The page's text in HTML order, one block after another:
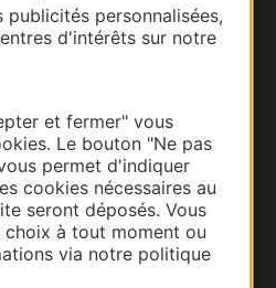
publicités personnalisées,
d'intérêts sur notre
et fermer" vous
Le bouton "Ne pas
permet d'indiquer
cookies nécessaires au
seront déposés. Vous
à tout moment ou
via notre politique